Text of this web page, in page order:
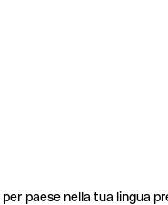
paese nella tua lingua